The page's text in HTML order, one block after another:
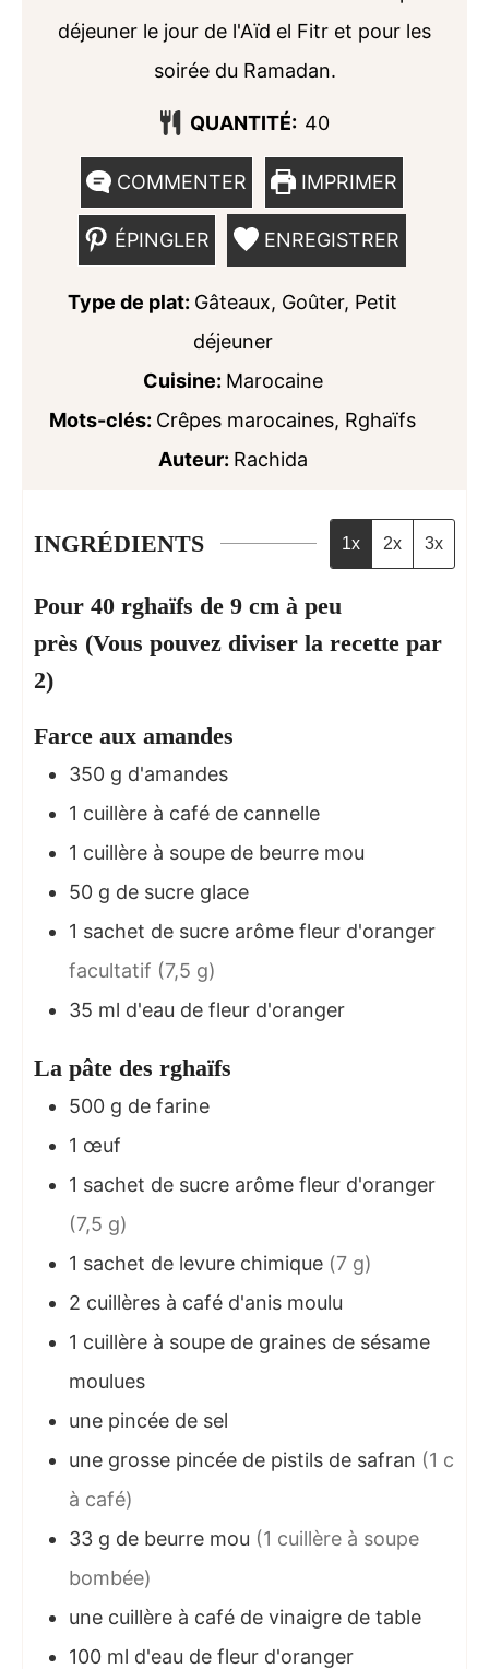
déjeuner le jour de l'Aïd el Fitr et pour les
soirée du Ramadan.
QUANTITÉ: 40
COMMENTER IMPRIMER
ÉPINGLER ENREGISTRER
Type de plat: Gâteaux, Goûter, Petit
déjeuner
Cuisine: Marocaine
Mots-clés: Crêpes marocaines, Rghaïfs
Auteur: Rachida
INGRÉDIENTS 1x 2x 3x
Pour 40 rghaïfs de 9 cm à peu
près (Vous pouvez diviser la recette par
2)
Farce aux amandes
350 g d'amandes
1 cuillère à café de cannelle
1 cuillère à soupe de beurre mou
50 g de sucre glace
1 sachet de sucre arôme fleur d'oranger
facultatif (7,5 g)
35 ml d'eau de fleur d'oranger
La pâte des rghaïfs
500 g de farine
1 œuf
1 sachet de sucre arôme fleur d'oranger
(7,5 g)
1 sachet de levure chimique (7 g)
2 cuillères à café d'anis moulu
1 cuillère à soupe de graines de sésame
moulues
une pincée de sel
une grosse pincée de pistils de safran (1 c
à café)
33 g de beurre mou (1 cuillère à soupe
bombée)
une cuillère à café de vinaigre de table
100 ml d'eau de fleur d'oranger